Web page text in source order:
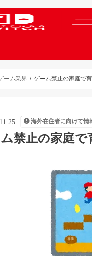
ーム業界 ゲーム禁止の家庭で
海外在住者に向けて情
禁止の家庭